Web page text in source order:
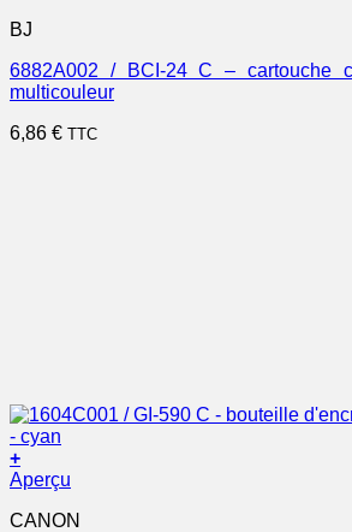
BJ
6882A002 / BCI-24 C – cartouche
multicouleur
6,86 € TTC
+
Aperçu
CANON